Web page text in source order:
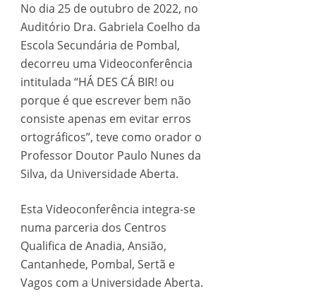
No dia 25 de outubro de 2022, no
Auditório Dra. Gabriela Coelho da
Escola Secundária de Pombal,
decorreu uma Videoconferência
intitulada “HÁ DES CÁ BIR! ou
porque é que escrever bem não
consiste apenas em evitar erros
ortográficos”, teve como orador o
Professor Doutor Paulo Nunes da
Silva, da Universidade Aberta.
Esta Videoconferência integra-se
numa parceria dos Centros
Qualifica de Anadia, Ansião,
Cantanhede, Pombal, Sertã e
Vagos com a Universidade Aberta.